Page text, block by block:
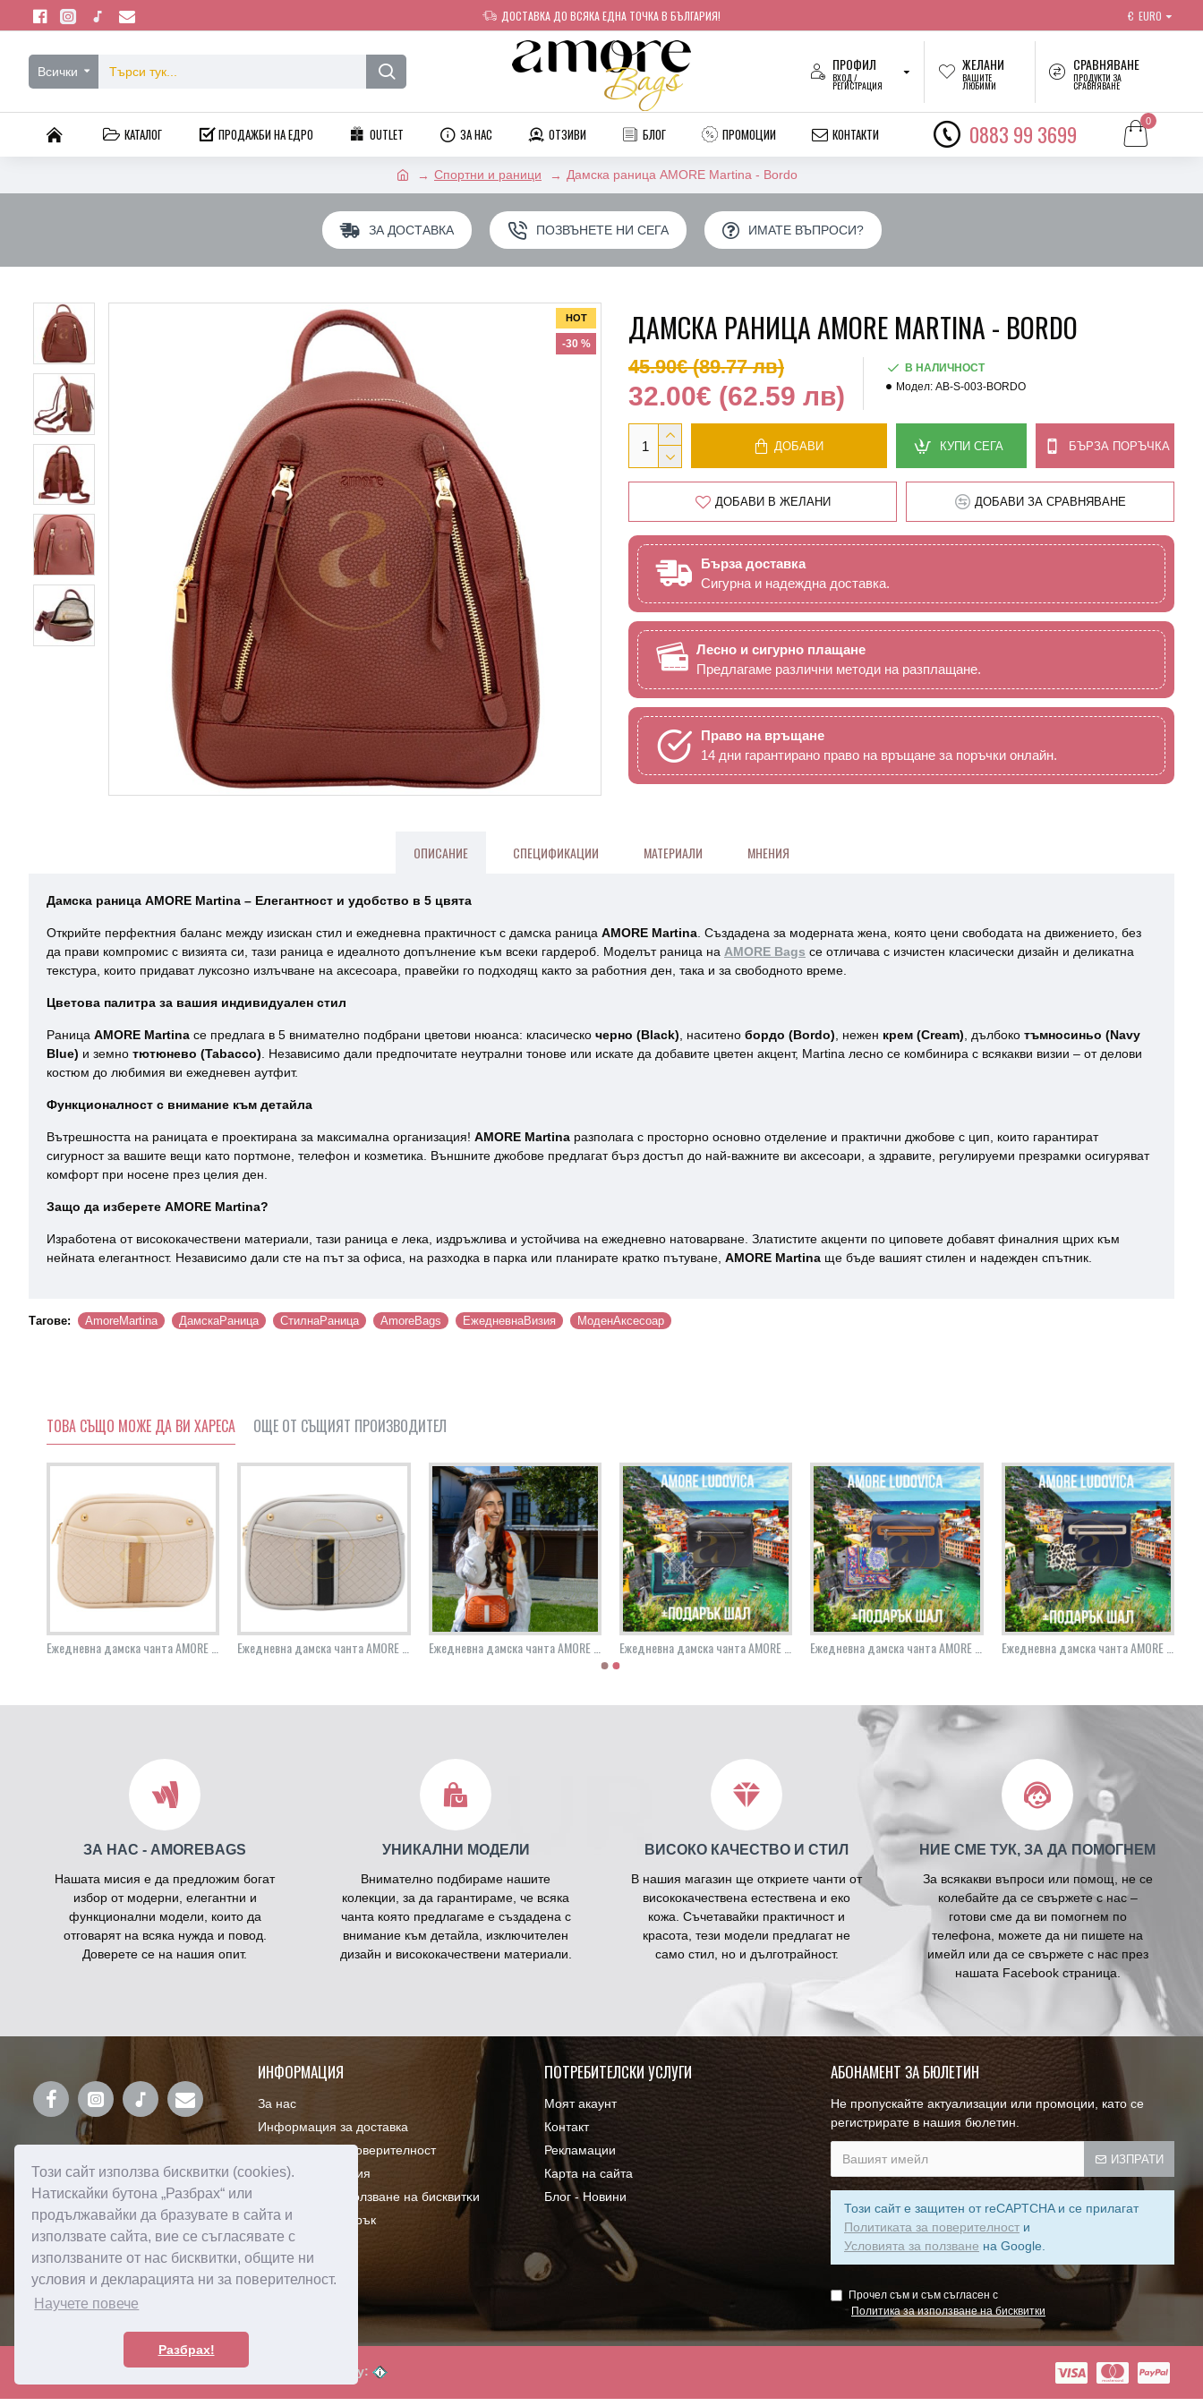
Този сайт използва бисквитки (cookies).
Натискайки бутона „Разбрах“ или
продължавайки да бразувате в сайта и
използвате сайта, вие се съгласявате с
използваните от нас бисквитки, общите ни
условия и декларацията ни за поверителност.
Научете повече
Разбрах!
ДОСТАВКА ДО ВСЯКА ЕДНА ТОЧКА В БЪЛГАРИЯ! € EURO
Всички ПРОФИЛ
ВХОД /
РЕГИСТРАЦИЯ
ЖЕЛАНИ
ВАШИТЕ
ЛЮБИМИ
СРАВНЯВАНЕ
ПРОДУКТИ ЗА
СРАВНЯВАНЕ
КАТАЛОГ ПРОДАЖБИ НА ЕДРО OUTLET ЗА НАС ОТЗИВИ БЛОГ ПРОМОЦИИ КОНТАКТИ 0883 99 3699 0
Спортни и раници Дамска раница AMORE Martina - Bordo
ЗА ДОСТАВКА ПОЗВЪНЕТЕ НИ СЕГА ИМАТЕ ВЪПРОСИ?
HOT
-30 % ДАМСКА РАНИЦА AMORE MARTINA - BORDO
32.00€ (62.59 лв)
45.90€(89.77 лв)
В НАЛИЧНОСТ
Модел: AB-S-003-BORDO
ДОБАВИ КУПИ СЕГА БЪРЗА ПОРЪЧКА
ДОБАВИ В ЖЕЛАНИ ДОБАВИ ЗА СРАВНЯВАНЕ
Бърза доставка
Сигурна и надеждна доставка.
Лесно и сигурно плащане
Предлагаме различни методи на разплащане.
Право на връщане
14 дни гарантирано право на връщане за поръчки онлайн.
ОПИСАНИЕ СПЕЦИФИКАЦИИ МАТЕРИАЛИ МНЕНИЯ
Дамска раница AMORE Martina – Елегантност и удобство в 5 цвята
Открийте перфектния баланс между изискан стил и ежедневна практичност с дамска раница AMORE Martina . Създадена за модерната жена, която цени свободата на движението, без
да прави компромис с визията си, тази раница е идеалното допълнение към всеки гардероб. Моделът раница на AMORE Bags се отличава с изчистен класически дизайн и деликатна
текстура, които придават луксозно излъчване на аксесоара, правейки го подходящ както за работния ден, така и за свободното време.
Цветова палитра за вашия индивидуален стил
Раница AMORE Martina се предлага в 5 внимателно подбрани цветови нюанса: класическо черно (Black) , наситено бордо (Bordo) , нежен крем (Cream) , дълбоко тъмносиньо (Navy
Blue) и земно тютюнево (Tabacco) . Независимо дали предпочитате неутрални тонове или искате да добавите цветен акцент, Martina лесно се комбинира с всякакви визии – от делови
костюм до любимия ви ежедневен аутфит.
Функционалност с внимание към детайла
Вътрешността на раницата е проектирана за максимална организация! AMORE Martina разполага с просторно основно отделение и практични джобове с цип, които гарантират
сигурност за вашите вещи като портмоне, телефон и козметика. Външните джобове предлагат бърз достъп до най-важните ви аксесоари, а здравите, регулируеми презрамки осигуряват
комфорт при носене през целия ден.
Защо да изберете AMORE Martina?
Изработена от висококачествени материали, тази раница е лека, издръжлива и устойчива на ежедневно натоварване. Златистите акценти по циповете добавят финалния щрих към
нейната елегантност. Независимо дали сте на път за офиса, на разходка в парка или планирате кратко пътуване, AMORE Martina ще бъде вашият стилен и надежден спътник.
Тагове: AmoreMartina ДамскаРаница СтилнаРаница AmoreBags ЕжедневнаВизия МоденАксесоар
ТОВА СЪЩО МОЖЕ ДА ВИ ХАРЕСА ОЩЕ ОТ СЪЩИЯТ ПРОИЗВОДИТЕЛ
Ежедневна дамска чанта AMORE Elisa - Cream Ежедневна дамска чанта AMORE Elisa - Gray Ежедневна дамска чанта AMORE Elisa - Orange Ежедневна дамска чанта AMORE Ludovica - Black Ежедневна дамска чанта AMORE Ludovica - Blue & Tan Ежедневна дамска чанта AMORE Ludovica - Navy Blue
ЗА НАС - AMOREBAGS
Нашата мисия е да предложим богат
избор от модерни, елегантни и
функционални модели, които да
отговарят на всяка нужда и повод.
Доверете се на нашия опит.
УНИКАЛНИ МОДЕЛИ
Внимателно подбираме нашите
колекции, за да гарантираме, че всяка
чанта която предлагаме е създадена с
внимание към детайла, изключителен
дизайн и висококачествени материали.
ВИСОКО КАЧЕСТВО И СТИЛ
В нашия магазин ще откриете чанти от
висококачествена естествена и еко
кожа. Съчетавайки практичност и
красота, тези модели предлагат не
само стил, но и дълготрайност.
НИЕ СМЕ ТУК, ЗА ДА ПОМОГНЕМ
За всякакви въпроси или помощ, не се
колебайте да се свържете с нас –
готови сме да ви помогнем по
телефона, можете да ни пишете на
имейл или да се свържете с нас през
нашата Facebook страница.
ИНФОРМАЦИЯ
За нас
Информация за доставка
Декларация за поверителност
Правила и условия
Πoлитика зa изпoлзвaнe нa бисквитĸи
Ваучери за подарък
ПОТРЕБИТЕЛСКИ УСЛУГИ
Моят акаунт
Контакт
Рекламации
Карта на сайта
Блог - Новини
АБОНАМЕНТ ЗА БЮЛЕТИН
Не пропускайте актуализации или промоции, като се
регистрирате в нашия бюлетин.
ИЗПРАТИ
Този сайт е защитен от reCAPTCHA и се прилагат
Политиката за поверителност и
Условията за ползване на Google.
Прочел съм и съм съгласен с
Пoлитика зa изпoлзвaнe нa бисквитки
© 2024 Amorebags.bg - Всички права запазени! - Created by: